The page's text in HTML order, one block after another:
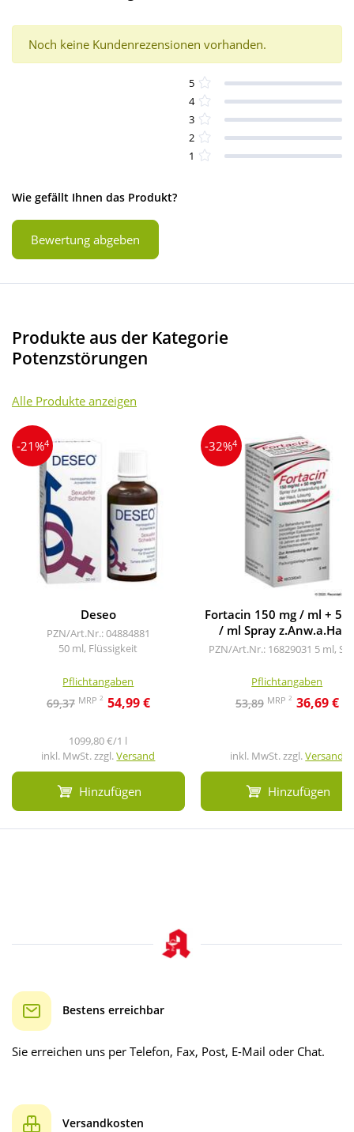
Noch keine Kundenrezensionen vorhanden.
5
4
3
2
1
Wie gefällt Ihnen das Produkt?
Bewertung abgeben
Produkte aus der Kategorie
Potenzstörungen
Alle Produkte anzeigen
-21%4
Deseo
PZN/Art.Nr.: 04884881
50 ml, Flüssigkeit
Pflichtangaben
69,37 MRP 2 54,99 €
1099,80 €/1 l
inkl. MwSt. zzgl.Versand
Hinzufügen
-32%4
Fortacin 150 mg / ml + 50
/ ml Spray
PZN/Art.Nr.: 16829031 5 ml,
Pflichtangaben
53,89 MRP 2 36,69 €
inkl. MwSt. zzgl.Versand
Hinzufügen
Bestens erreichbar
Sie erreichen uns per Telefon, Fax, Post, E-Mail oder Chat.
Versandkosten